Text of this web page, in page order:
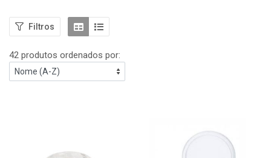
Filtros
42 produtos ordenados por: